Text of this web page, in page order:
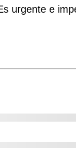
urgente e